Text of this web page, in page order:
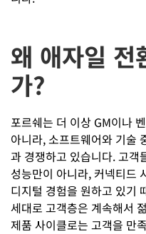
왜 애자일 전
가?
포르쉐는 더 이상 GM이나
아니라, 소프트웨어와 기술
과 경쟁하고 있습니다. 고객
성능만이 아니라, 커넥티드
디지털 경험을 원하고 있기
세대로 고객층은 계속해서
제품 사이클로는 고객을 만